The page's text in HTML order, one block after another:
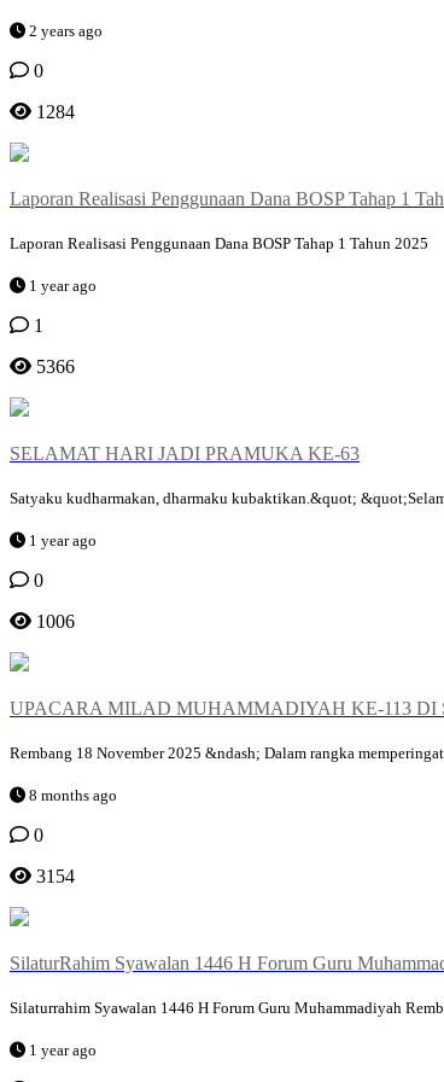
2 years ago
0
1284
Laporan Realisasi Penggunaan Dana BOSP Tahap 1
Laporan Realisasi Penggunaan Dana BOSP Tahap 1 Tahun 2025
1 year ago
1
5366
SELAMAT HARI JADI PRAMUKA KE-63
Satyaku kudharmakan, dharmaku kubaktikan.&quot;
1 year ago
0
1006
UPACARA MILAD MUHAMMADIYAH KE-113
Rembang 18 November 2025 &ndash; Dalam rangka
8 months ago
0
3154
SilaturRahim Syawalan 1446 H Forum Guru
Silaturrahim Syawalan 1446 H Forum Guru Muhammadiyah
1 year ago